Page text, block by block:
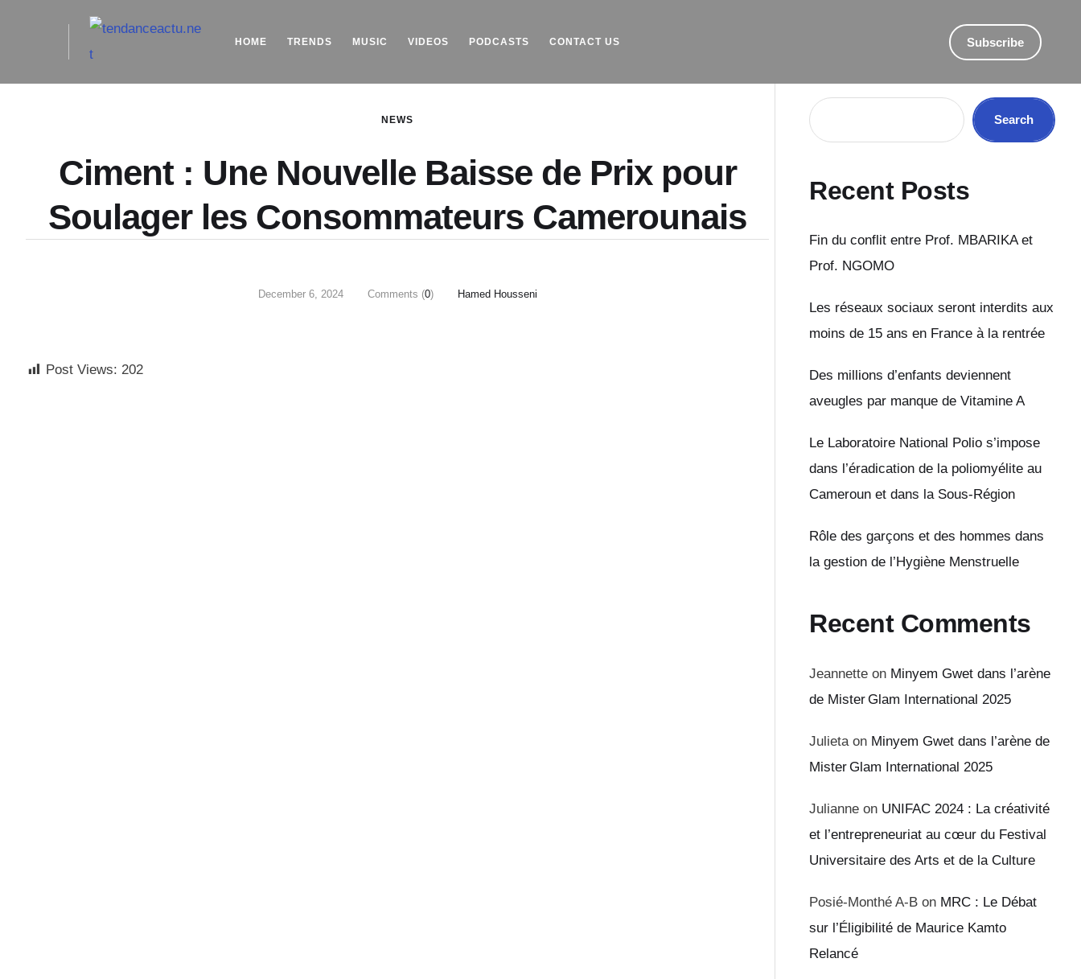
HOME TRENDS MUSIC VIDEOS PODCASTS CONTACT US Subscribe
NEWS
Ciment : Une Nouvelle Baisse de Prix pour
Soulager les Consommateurs Camerounais
December 6, 2024 Comments (0) Hamed Housseni
Post Views: 202
Search
Recent Posts
Fin du conflit entre Prof. MBARIKA et
Prof. NGOMO
Les réseaux sociaux seront interdits aux
moins de 15 ans en France à la rentrée
Des millions d’enfants deviennent
aveugles par manque de Vitamine A
Le Laboratoire National Polio s’impose
dans l’éradication de la poliomyélite au
Cameroun et dans la Sous-Région
Rôle des garçons et des hommes dans
la gestion de l’Hygiène Menstruelle
Recent Comments
Jeannette on Minyem Gwet dans l’arène
de Mister Glam International 2025
Julieta on Minyem Gwet dans l’arène de
Mister Glam International 2025
Julianne on UNIFAC 2024 : La créativité
et l’entrepreneuriat au cœur du Festival
Universitaire des Arts et de la Culture
Posié-Monthé A-B on MRC : Le Débat
sur l’Éligibilité de Maurice Kamto
Relancé